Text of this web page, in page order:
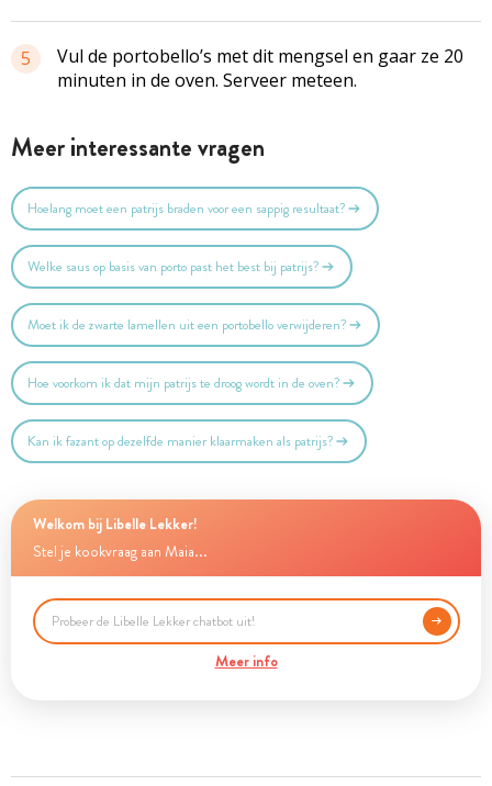
5
Vul de portobello’s met dit mengsel en gaar ze 20
minuten in de oven. Serveer meteen.
Meer interessante vragen
Hoelang moet een patrijs braden voor een sappig resultaat?
Welke saus op basis van porto past het best bij patrijs?
Moet ik de zwarte lamellen uit een portobello verwijderen?
Hoe voorkom ik dat mijn patrijs te droog wordt in de oven?
Kan ik fazant op dezelfde manier klaarmaken als patrijs?
Welkom bij Libelle Lekker!
Stel je kookvraag aan Maia...
Meer info